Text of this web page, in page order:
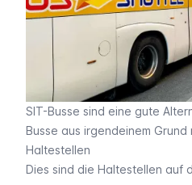
SIT-Busse sind eine gute
Busse aus irgendeinem
Haltestellen
Dies sind die Haltestellen auf